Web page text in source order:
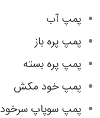
پمپ آب
پمپ پره باز
پمپ پره بسته
پمپ خود مکش
پمپ سوپاپ سرخود